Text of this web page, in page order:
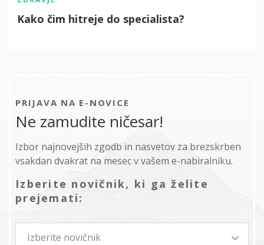
Kako čim hitreje do specialista?
PRIJAVA NA E-NOVICE
Ne zamudite ničesar!
Izbor najnovejših zgodb in nasvetov za brezskrben
vsakdan dvakrat na mesec v vašem e-nabiralniku.
Izberite novičnik, ki ga želite
prejemati:
Izberite novičnik